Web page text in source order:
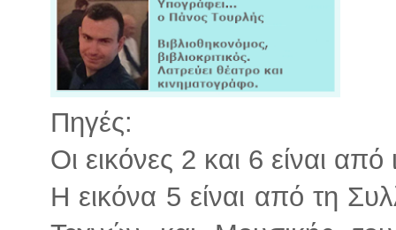
Πηγές:
Οι εικόνες 2 και 6 είναι από
Η εικόνα 5 είναι από τη